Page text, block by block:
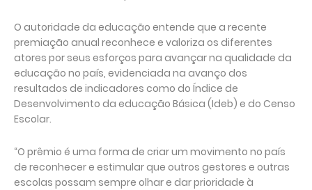
O autoridade da educação entende que a recente
premiação anual reconhece e valoriza os diferentes
atores por seus esforços para avançar na qualidade da
educação no país, evidenciada na avanço dos
resultados de indicadores como do Índice de
Desenvolvimento da educação Básica (Ideb) e do Censo
Escolar.
“O prêmio é uma forma de criar um movimento no país
de reconhecer e estimular que outros gestores e outras
escolas possam sempre olhar e dar prioridade à